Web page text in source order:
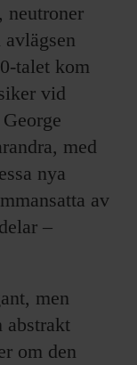
neutroner
talet kom
vid
med
nya
av
–
men
abstrakt
om den